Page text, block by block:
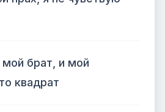
брат, и мой
квадрат